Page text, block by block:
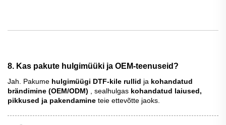
8. Kas pakute hulgimüüki ja OEM-teenuseid?
Jah. Pakume hulgimüügi DTF-kile rullid ja kohandatud
brändimine (OEM/ODM)
, sealhulgas kohandatud laiused,
pikkused ja pakendamine teie ettevõtte jaoks.